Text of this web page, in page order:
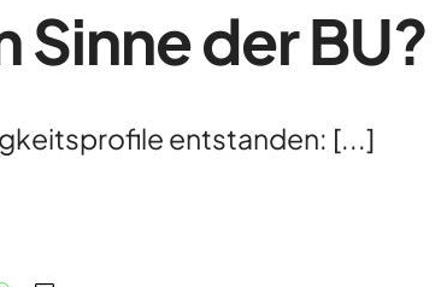
Sinne der BU?
entstanden: [...]